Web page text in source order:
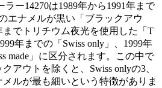
ー14270は1989年から1991年まで
エナメルが黒い「ブラックアウ
までトリチウム夜光を使用した「T
年までの「Swiss only」、1999年
made」に区分されます。この中で
アウトを除くと、Swiss onlyの3、
ルが最も細いという特徴がありま